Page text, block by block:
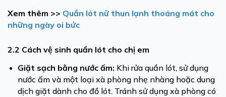
Xem thêm >> Quần lót nữ thun lạnh thoáng mát cho
những ngày oi bức
2.2 Cách vệ sinh quần lót cho chị em
Giặt sạch bằng nước ấm: Khi rửa quần lót, sử dụng
nước ấm và một loại xà phòng nhẹ nhàng hoặc dung
dịch giặt dành cho đồ lót. Tránh sử dụng xà phòng có